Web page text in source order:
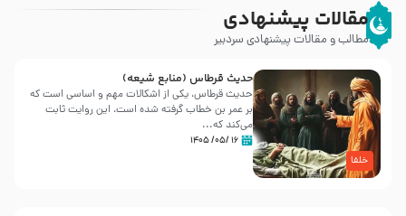
مقالات پیشنهادی
مطالب و مقالات پیشنهادی سردبیر
خلفا
حدیث قرطاس (منابع شیعه)
حدیث قرطاس، یکی از اشکالات مهم و اساسی است که
بر عمر بن خطاب گرفته شده است، این روایت ثابت
می‌کند که...
۱۶ /۰۵/ ۱۴۰۵